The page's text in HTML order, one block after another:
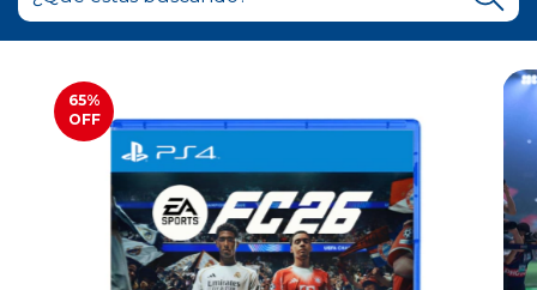
65%
OFF